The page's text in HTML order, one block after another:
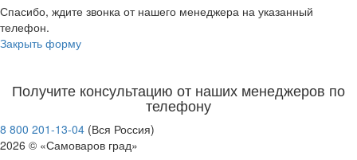
Спасибо, ждите звонка от нашего менеджера на указанный
телефон.
Закрыть форму
Получите консультацию от наших менеджеров по
телефону
8 800 201-13-04 (Вся Россия)
2026 © «Самоваров град»